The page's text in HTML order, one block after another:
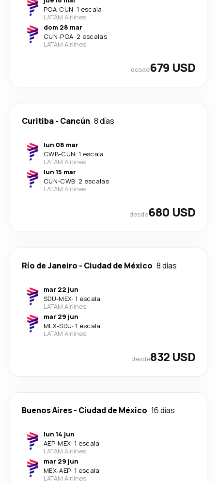
POA-CUN· 1 escala
LATAM Airlines
dom 28 mar
CUN-POA· 2 escalas
LATAM Airlines
desde679 USD
Curitiba- Cancún 8 días
lun 08 mar
CWB-CUN· 1 escala
LATAM Airlines
lun 15 mar
CUN-CWB· 2 escalas
LATAM Airlines
desde680 USD
Río de Janeiro - Ciudad de México 8 días
mar 22 jun
SDU-MEX· 1 escala
LATAM Airlines
mar 29 jun
MEX-SDU· 1 escala
LATAM Airlines
desde832 USD
Buenos Aires- Ciudad de México 16 días
lun 14 jun
AEP-MEX· 1 escala
LATAM Airlines
mar 29 jun
MEX-AEP· 1 escala
LATAM Airlines